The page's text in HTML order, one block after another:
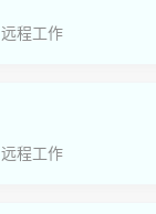
远程工作
远程工作